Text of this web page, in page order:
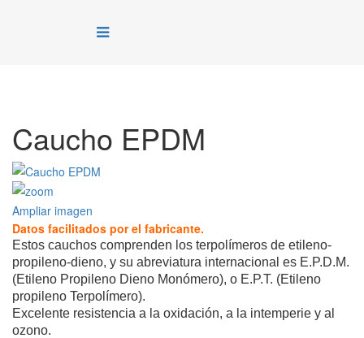
Caucho EPDM
Ampliar imagen
Datos facilitados por el fabricante.
Estos cauchos comprenden los terpolímeros de etileno-
propileno-dieno, y su abreviatura internacional es E.P.D.M.
(Etileno Propileno Dieno Monómero), o E.P.T. (Etileno
propileno Terpolímero).
Excelente resistencia a la oxidación, a la intemperie y al
ozono.